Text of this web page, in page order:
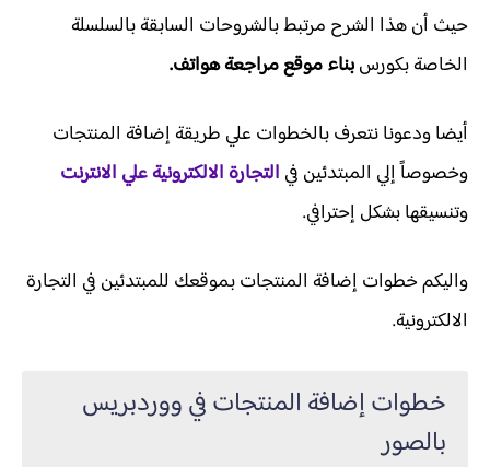
حيث أن هذا الشرح مرتبط بالشروحات السابقة بالسلسلة
الخاصة بكورسبناء موقع مراجعة هواتف.
أيضا ودعونا نتعرف بالخطوات علي طريقة إضافة المنتجات
وخصوصاً إلي المبتدئين في التجارة الالكترونية علي الانترنت
وتنسيقها بشكل إحترافي.
واليكم خطوات إضافة المنتجات بموقعك للمبتدئين في التجارة
الالكترونية.
خطوات إضافة المنتجات في ووردبريس
بالصور